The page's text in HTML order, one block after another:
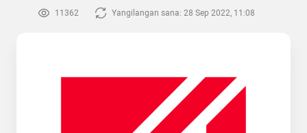
11362 Yangilangan sana: 28 Sep 2022, 11:08